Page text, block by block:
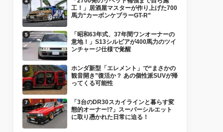
工！」居酒屋マスターが作り上げた700
馬力“カーボンケブラーGT-R”
「昭和63年式、37年間ワンオーナーの
意地！」S13シルビアが400馬力のツイ
ンチャージ仕様で覚醒
ホンダ新型「エレメント」で“まさかの
観音開き”復活か？ あの個性派SUVが帰
ってくる可能性
「3台のDR30スカイラインと暮らす変
態的オーナー!?」スーパーシルエット
に取り憑かれた日常に迫る！